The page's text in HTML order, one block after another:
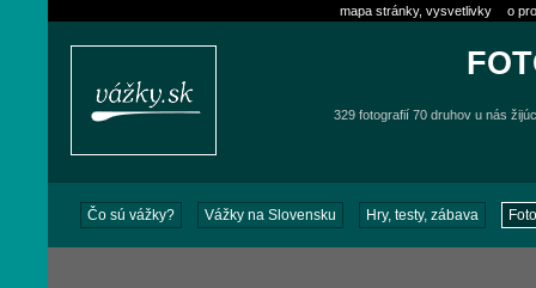
mapa stránky, vysvetlivky o
329 fotografií 70 druhov u nás
Čo sú vážky? Vážky na Slovensku Hry, testy, zábava